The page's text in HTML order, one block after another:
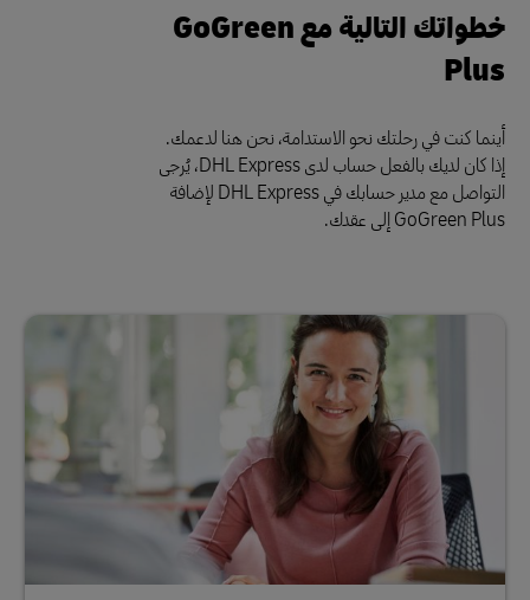
خطواتك التالية مع GoGreen
Plus
أينما كنت في رحلتك نحو الاستدامة، نحن هنا لدعمك.
إذا كان لديك بالفعل حساب لدى DHL Express، يُرجى
التواصل مع مدير حسابك في DHL Express لإضافة
GoGreen Plus إلى عقدك.